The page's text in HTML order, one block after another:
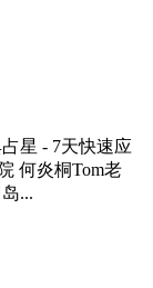
星 - 7天快速应
何炎桐Tom老
...